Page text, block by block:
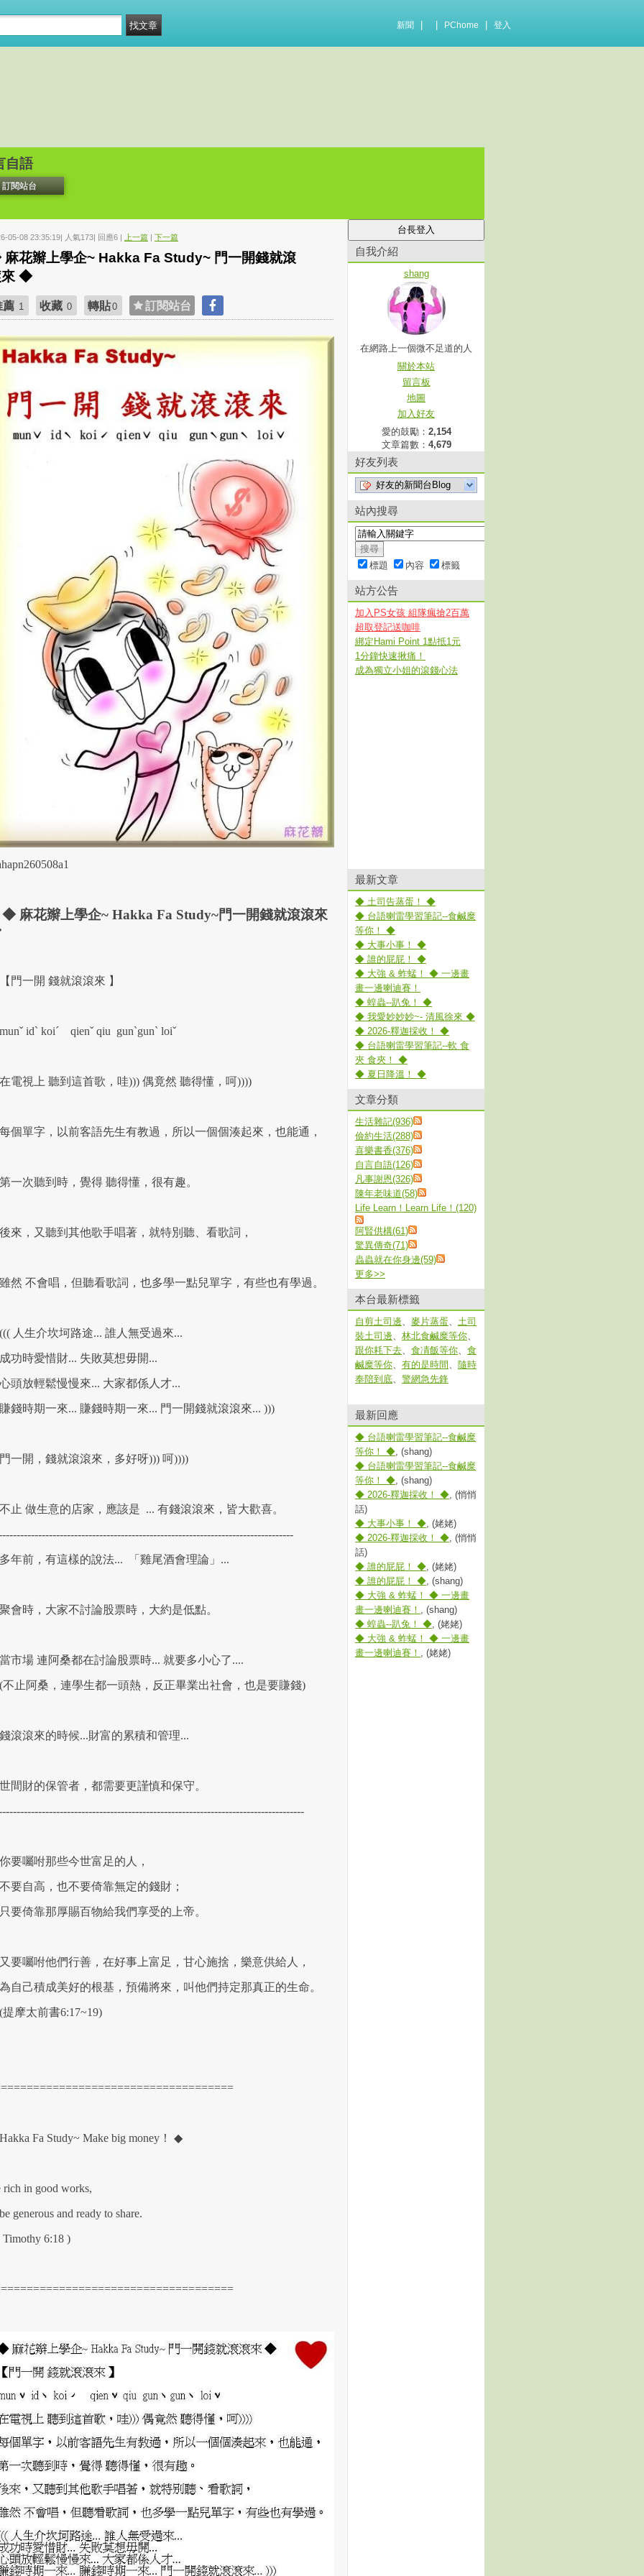
新聞 PChome 登入
自語
訂閱站台
05-08 23:35:19| 人氣173| 回應6 | 上一篇 | 下一篇
花辮上學企~ Hakka Fa Study~ 門一開錢就滾
來 ◆
薦 1 收藏 0 轉貼0 訂閱站台
花辮上學企~ Hakka Fa Study~門一開錢就滾滾來
一開 錢就滾滾來 】
idˋ koiˊ qienˇ qiu gunˋgunˋ loiˇ
視上 聽到這首歌，哇))) 偶竟然 聽得懂，呵))))
單字，以前客語先生有教過，所以一個個湊起來，也能通，
次聽到時，覺得 聽得懂，很有趣。
，又聽到其他歌手唱著，就特別聽、看歌詞，
不會唱，但聽看歌詞，也多學一點兒單字，有些也有學過。
人生介坎坷路途... 誰人無受過來...
時愛惜財... 失敗莫想毋開...
放輕鬆慢慢來... 大家都係人才...
時期一來... 賺錢時期一來... 門一開錢就滾滾來... )))
開，錢就滾滾來，多好呀))) 呵))))
做生意的店家，應該是 ... 有錢滾滾來，皆大歡喜。
前，有這樣的說法... 「雞尾酒會理論」...
時，大家不討論股票時，大約是低點。
場 連阿桑都在討論股票時... 就要多小心了....
止阿桑，連學生都一頭熱，反正畢業出社會，也是要賺錢)
滾來的時候...財富的累積和管理...
財的保管者，都需要更謹慎和保守。
囑咐那些今世富足的人，
自高，也不要倚靠無定的錢財；
倚靠那厚賜百物給我們享受的上帝。
囑咐他們行善，在好事上富足，甘心施捨，樂意供給人，
己積成美好的根基，預備將來，叫他們持定那真正的生命。
摩太前書6:17~19)
Fa Study~ Make big money！ ◆
rich in good works,
generous and ready to share.
Timothy 6:18 )
自我介紹
shang
在網路上一個微不足道的人
關於本站
留言板
地圖
加入好友
愛的鼓勵： 2,154
文章篇數： 4,679
好友列表
好友的新聞台Blog
站內搜尋
標題 內容 標籤
站方公告
加入PS女孩 組隊瘋搶2百萬
超取登記送咖啡
綁定Hami Point 1點抵1元
1分鐘快速揪痛！
成為獨立小姐的滾錢心法
最新文章
◆ 土司告蒸蛋！ ◆
◆ 台語喇雷學習筆記--食鹹糜
等你！ ◆
◆ 大事小事！ ◆
◆ 誰的屁屁！ ◆
◆ 大強 & 蚱蜢！ ◆ 一邊畫
畫一邊喇迪賽！
◆ 蝗蟲--趴兔！ ◆
◆ 我愛妙妙妙~- 清風徐來 ◆
◆ 2026-釋迦採收！ ◆
◆ 台語喇雷學習筆記--軟 食
夾 食夾！ ◆
◆ 夏日降溫！ ◆
文章分類
生活雜記(936)
儉約生活(288)
喜樂書香(376)
自言自語(126)
凡事謝恩(326)
陳年老味道(58)
Life Learn！Learn Life！(120)
阿賢供構(61)
驚異傳奇(71)
蟲蟲就在你身邊(59)
更多>>
本台最新標籤
自剪土司邊、 麥片蒸蛋、 土司
裝土司邊、 林北食鹹糜等你、
跟你耗下去、 食凊飯等你、 食
鹹糜等你、 有的是時間 、 隨時
奉陪到底、 警網急先鋒
最新回應
◆ 台語喇雷學習筆記--食鹹糜
等你！ ◆, (shang)
◆ 台語喇雷學習筆記--食鹹糜
等你！ ◆, (shang)
◆ 2026-釋迦採收！ ◆, (悄悄
話)
◆ 大事小事！ ◆, (姥姥)
◆ 2026-釋迦採收！ ◆, (悄悄
話)
◆ 誰的屁屁！ ◆, (姥姥)
◆ 誰的屁屁！ ◆, (shang)
◆ 大強 & 蚱蜢！ ◆ 一邊畫
畫一邊喇迪賽！ , (shang)
◆ 蝗蟲--趴兔！ ◆, (姥姥)
◆ 大強 & 蚱蜢！ ◆ 一邊畫
畫一邊喇迪賽！ , (姥姥)